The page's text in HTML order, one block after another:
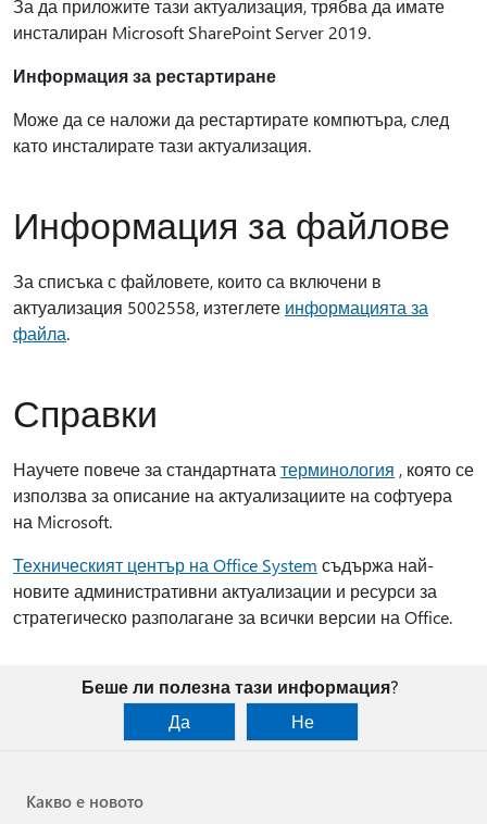
За да приложите тази актуализация, трябва да имате
инсталиран Microsoft SharePoint Server 2019.
Информация за рестартиране
Може да се наложи да рестартирате компютъра, след
като инсталирате тази актуализация.
Информация за файлове
За списъка с файловете, които са включени в
актуализация 5002558, изтеглете информацията за
файла.
Справки
Научете повече за стандартната терминология , която се
използва за описание на актуализациите на софтуера
на Microsoft.
Техническият център на Office System съдържа най-
новите административни актуализации и ресурси за
стратегическо разполагане за всички версии на Office.
Беше ли полезна тази информация?
Да
Не
Какво е новото